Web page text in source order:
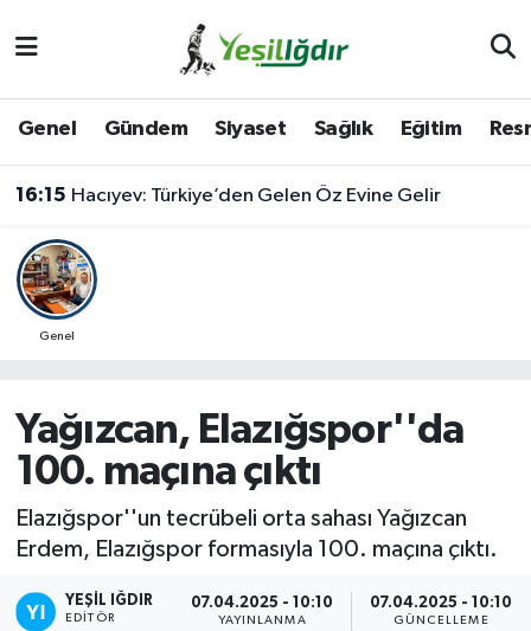
Genel Gündem Siyaset Sağlık Eğitim
16:15 Hacıyev: Türkiye’den Gelen Öz Evine Gelir
Genel
Yağızcan, Elazığspor''da
100. maçına çıktı
Elazığspor''un tecrübeli orta sahası Yağızcan
Erdem, Elazığspor formasıyla 100. maçına çıktı.
YEŞIL IĞDIR
EDITÖR
07.04.2025 - 10:10
YAYINLANMA
07.04.2025 - 10:10
GÜNCELLEME
İğdir Namaz Vakitleri
Iğdır Trafik Yoğunluk Haritası
Süper Lig Puan Durumu ve Fikstür
Son Dakika Haberleri
Haber Arşivi